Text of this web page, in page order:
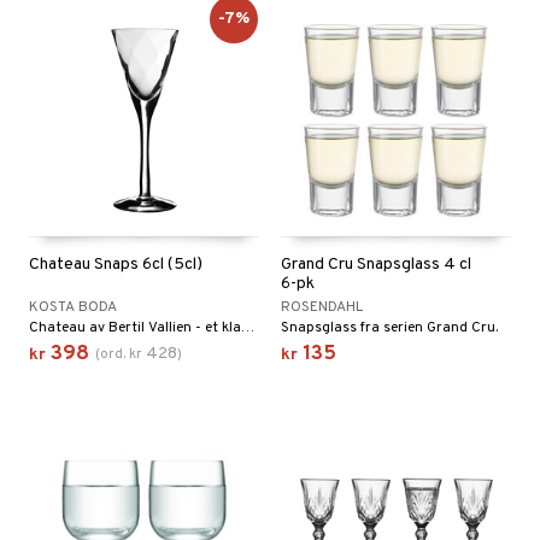
Chateau Snaps 6cl (5cl)
KOSTA BODA
Chateau av Bertil Vallien - et klassisk vakert glasservise som passer like bra til hverdag som til fest!
kr 398 (ord. kr 428)
-7%
Grand Cru Snapsglass 4 cl
6-pk
ROSENDAHL
Snapsglass fra serien Grand Cru.
kr 135